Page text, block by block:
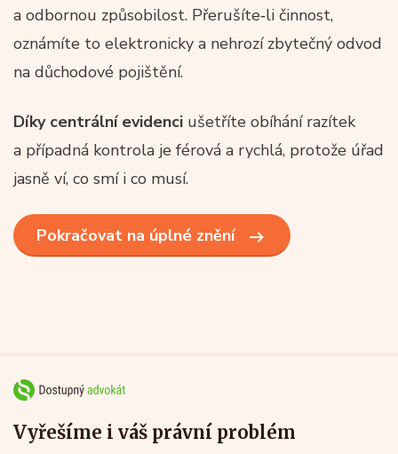
a odbornou způsobilost. Přerušíte‑li činnost,
oznámíte to elektronicky a nehrozí zbytečný odvod
na důchodové pojištění.
Díky centrální evidenci ušetříte obíhání razítek
a případná kontrola je férová a rychlá, protože úřad
jasně ví, co smí i co musí.
Pokračovat na úplné znění
Vyřešíme i váš právní problém